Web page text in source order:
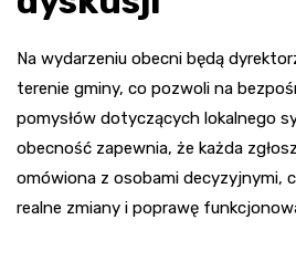
Na wydarzeniu obecni będą
terenie gminy, co pozwoli na
pomysłów dotyczących lokalnego
obecność zapewnia, że każda
omówiona z osobami decyzyjnymi,
realne zmiany i poprawę